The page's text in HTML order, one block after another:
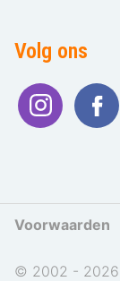
Volg ons
Voorwaarden
© 2002 - 2026